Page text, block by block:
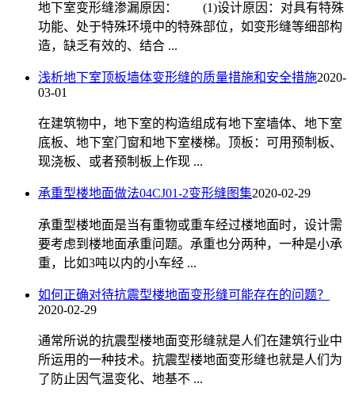
地下室变形缝渗漏原因： (1)设计原因：对具有特殊
功能、处于特殊环境中的特殊部位，如变形缝等细部构
造，缺乏有效的、结合 ...
浅析地下室顶板墙体变形缝的质量措施和安全措施2020-
03-01
在建筑物中，地下室的构造组成有地下室墙体、地下室
底板、地下室门窗和地下室楼梯。顶板：可用预制板、
现浇板、或者预制板上作现 ...
承重型楼地面做法04CJ01-2变形缝图集2020-02-29
承重型楼地面是当有重物或重车经过楼地面时，设计需
要考虑到楼地面承重问题。承重也分两种，一种是小承
重，比如3吨以内的小车经 ...
如何正确对待抗震型楼地面变形缝可能存在的问题？
2020-02-29
通常所说的抗震型楼地面变形缝就是人们在建筑行业中
所运用的一种技术。抗震型楼地面变形缝也就是人们为
了防止因气温变化、地基不 ...